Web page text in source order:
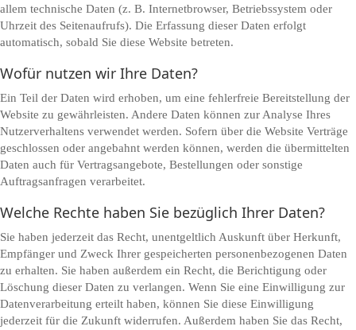
allem technische Daten (z. B. Internetbrowser, Betriebssystem oder
Uhrzeit des Seitenaufrufs). Die Erfassung dieser Daten erfolgt
automatisch, sobald Sie diese Website betreten.
Wofür nutzen wir Ihre Daten?
Ein Teil der Daten wird erhoben, um eine fehlerfreie Bereitstellung der
Website zu gewährleisten. Andere Daten können zur Analyse Ihres
Nutzerverhaltens verwendet werden. Sofern über die Website Verträge
geschlossen oder angebahnt werden können, werden die übermittelten
Daten auch für Vertragsangebote, Bestellungen oder sonstige
Auftragsanfragen verarbeitet.
Welche Rechte haben Sie bezüglich Ihrer Daten?
Sie haben jederzeit das Recht, unentgeltlich Auskunft über Herkunft,
Empfänger und Zweck Ihrer gespeicherten personenbezogenen Daten
zu erhalten. Sie haben außerdem ein Recht, die Berichtigung oder
Löschung dieser Daten zu verlangen. Wenn Sie eine Einwilligung zur
Datenverarbeitung erteilt haben, können Sie diese Einwilligung
jederzeit für die Zukunft widerrufen. Außerdem haben Sie das Recht,